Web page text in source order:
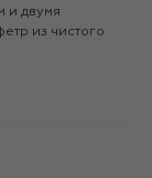
и двумя
из чистого